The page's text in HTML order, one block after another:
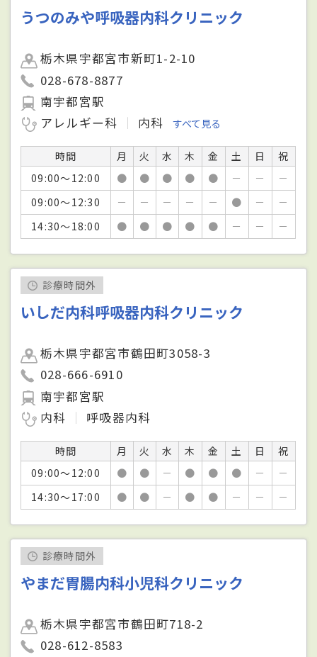
うつのみや呼吸器内科クリニック
栃木県宇都宮市新町1-2-10
028-678-8877
南宇都宮駅
アレルギー科
内科 すべて見る
時間 月 火 水 木 金 土 日
祝
09:00～12:00
● ● ● ● ● － －
－
09:00～12:30
－ － － － － ● －
－
14:30～18:00
● ● ● ● ● － － －
診療時間外
いしだ内科呼吸器内科クリニック
栃木県宇都宮市鶴田町3058-3
028-666-6910
南宇都宮駅
内科
呼吸器内科
時間 月 火 水 木 金 土 日
祝
09:00～12:00
● ● － ● ● ● －
－
14:30～17:00
● ● － ● ● － － －
診療時間外
やまだ胃腸内科小児科クリニック
栃木県宇都宮市鶴田町718-2
028-612-8583